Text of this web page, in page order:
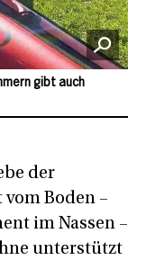
der
Boden –
im Nassen –
unterstützt
gibt auch